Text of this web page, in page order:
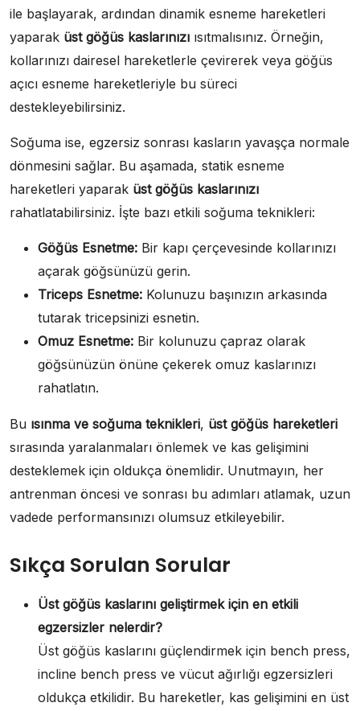
ile başlayarak, ardından dinamik esneme hareketleri
yaparak üst göğüs kaslarınızı ısıtmalısınız. Örneğin,
kollarınızı dairesel hareketlerle çevirerek veya göğüs
açıcı esneme hareketleriyle bu süreci
destekleyebilirsiniz.
Soğuma ise, egzersiz sonrası kasların yavaşça normale
dönmesini sağlar. Bu aşamada, statik esneme
hareketleri yaparak üst göğüs kaslarınızı
rahatlatabilirsiniz. İşte bazı etkili soğuma teknikleri:
Göğüs Esnetme: Bir kapı çerçevesinde kollarınızı
açarak göğsünüzü gerin.
Triceps Esnetme: Kolunuzu başınızın arkasında
tutarak tricepsinizi esnetin.
Omuz Esnetme: Bir kolunuzu çapraz olarak
göğsünüzün önüne çekerek omuz kaslarınızı
rahatlatın.
Bu ısınma ve soğuma teknikleri, üst göğüs hareketleri
sırasında yaralanmaları önlemek ve kas gelişimini
desteklemek için oldukça önemlidir. Unutmayın, her
antrenman öncesi ve sonrası bu adımları atlamak, uzun
vadede performansınızı olumsuz etkileyebilir.
Sıkça Sorulan Sorular
Üst göğüs kaslarını geliştirmek için en etkili
egzersizler nelerdir?
Üst göğüs kaslarını güçlendirmek için bench press,
incline bench press ve vücut ağırlığı egzersizleri
oldukça etkilidir. Bu hareketler, kas gelişimini en üst